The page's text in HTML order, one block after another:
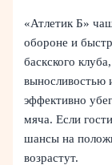
«Атлетик Б»
обороне и
баскского
выносливостью
эффективно
мяча. Если
шансы на
возрастут.